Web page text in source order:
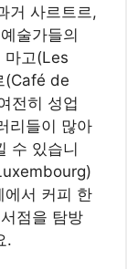
거 사르트르,
술가들의
마고(Les
(Café de
전히 성업
리들이 많아
수 있습니
에서 커피 한
점을 탐방
.